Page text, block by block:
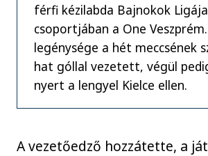
férfi kézilabda Bajnokok
csoportjában a One
legénysége a hét meccsének
hat góllal vezetett, végül
nyert a lengyel Kielce ellen.
A vezetőedző hozzátette, a